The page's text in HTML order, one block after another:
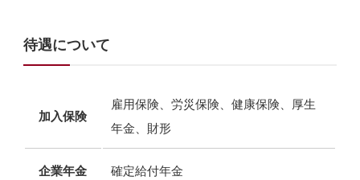
待遇について
加入保険
雇用保険、労災保険、健康保険、厚生
年金、財形
企業年金 確定給付年金